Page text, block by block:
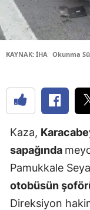
KAYNAK: İHA Okunma
Kaza,
sapağında
Pamukkale
otobüsün
Direksiyon